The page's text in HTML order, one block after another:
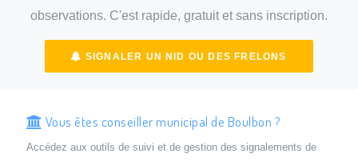
observations. C'est rapide, gratuit et sans inscription.
SIGNALER UN NID OU DES FRELONS
Vous êtes conseiller municipal de Boulbon ?
Accédez aux outils de suivi et de gestion des signalements de